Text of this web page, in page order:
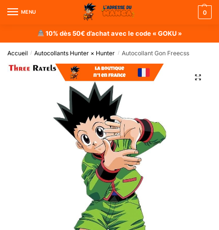
MENU 0
10% dès 50€ d’achat avec le code « GOKU »
Accueil / Autocollants Hunter × Hunter / Autocollant Gon Freecss